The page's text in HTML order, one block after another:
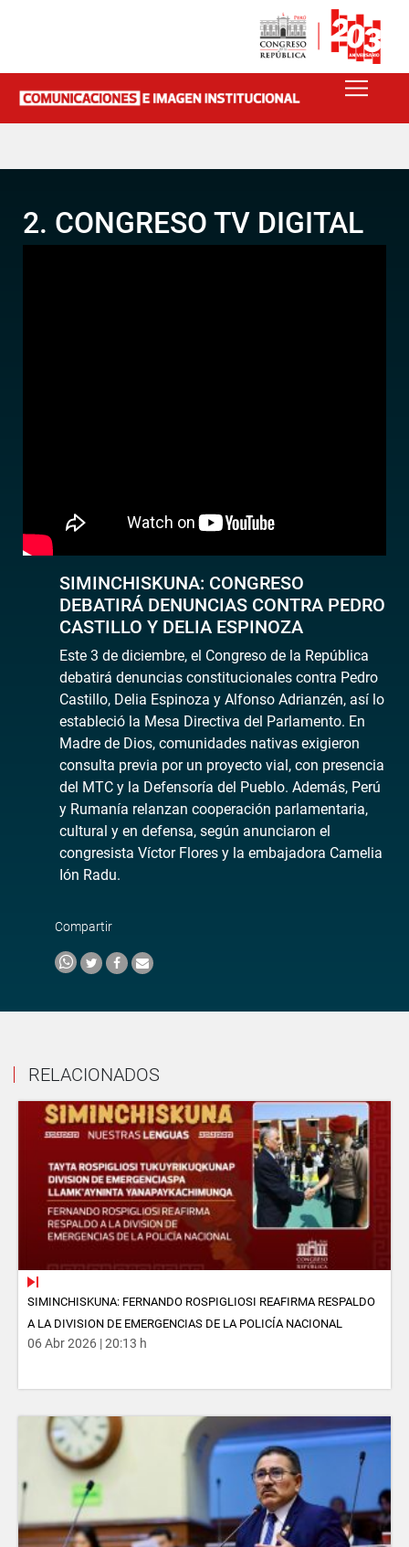
2. CONGRESO TV DIGITAL
SIMINCHISKUNA: CONGRESO
DEBATIRÁ DENUNCIAS CONTRA PEDRO
CASTILLO Y DELIA ESPINOZA
Este 3 de diciembre, el Congreso de la República
debatirá denuncias constitucionales contra Pedro
Castillo, Delia Espinoza y Alfonso Adrianzén, así lo
estableció la Mesa Directiva del Parlamento. En
Madre de Dios, comunidades nativas exigieron
consulta previa por un proyecto vial, con presencia
del MTC y la Defensoría del Pueblo. Además, Perú
y Rumanía relanzan cooperación parlamentaria,
cultural y en defensa, según anunciaron el
congresista Víctor Flores y la embajadora Camelia
Ión Radu.
Compartir
RELACIONADOS
SIMINCHISKUNA: FERNANDO ROSPIGLIOSI REAFIRMA RESPALDO
A LA DIVISION DE EMERGENCIAS DE LA POLICÍA NACIONAL
06 Abr 2026 | 20:13 h